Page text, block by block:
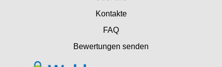
Kontakte
FAQ
Bewertungen senden